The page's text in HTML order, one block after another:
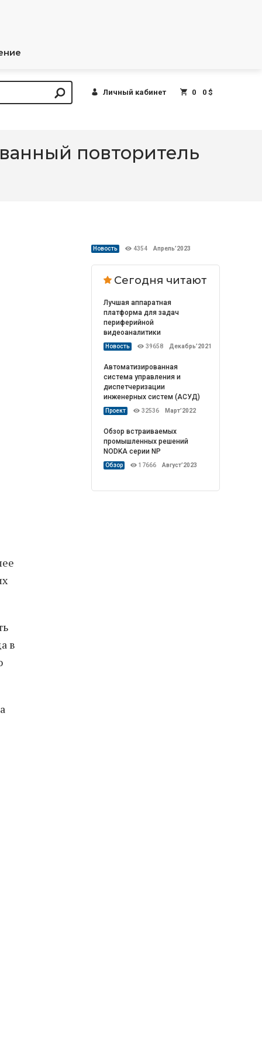
Личный кабинет 0 0 $
повторитель
в
Новость 4354 Апрель’2023
Сегодня читают
Лучшая аппаратная
платформа для задач
периферийной
видеоаналитики
Новость 39658 Декабрь’2021
Автоматизированная
система управления и
диспетчеризации
инженерных систем (АСУД)
Проект 32536 Март’2022
Обзор встраиваемых
промышленных решений
NODKA серии NP
Обзор 17666 Август’2023